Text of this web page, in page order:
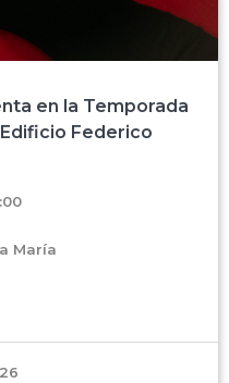
en la Temporada
Federico
María